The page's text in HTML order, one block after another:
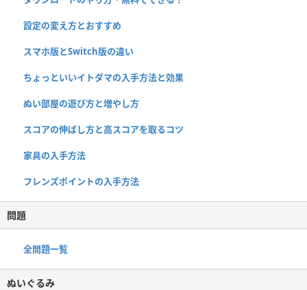
設定の変え方とおすすめ
スマホ版とSwitch版の違い
ちょっといいイトダマの入手方法と効果
ぬい部屋の遊び方と増やし方
スコアの伸ばし方と高スコアを取るコツ
家具の入手方法
フレンズポイントの入手方法
問題
全問題一覧
ぬいぐるみ